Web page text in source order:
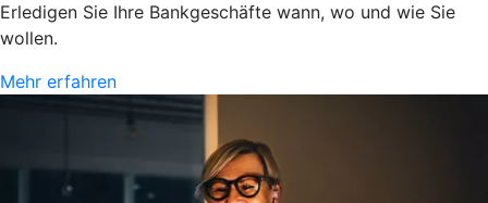
Erledigen Sie Ihre Bankgeschäfte wann, wo und wie Sie
wollen.
Mehr erfahren